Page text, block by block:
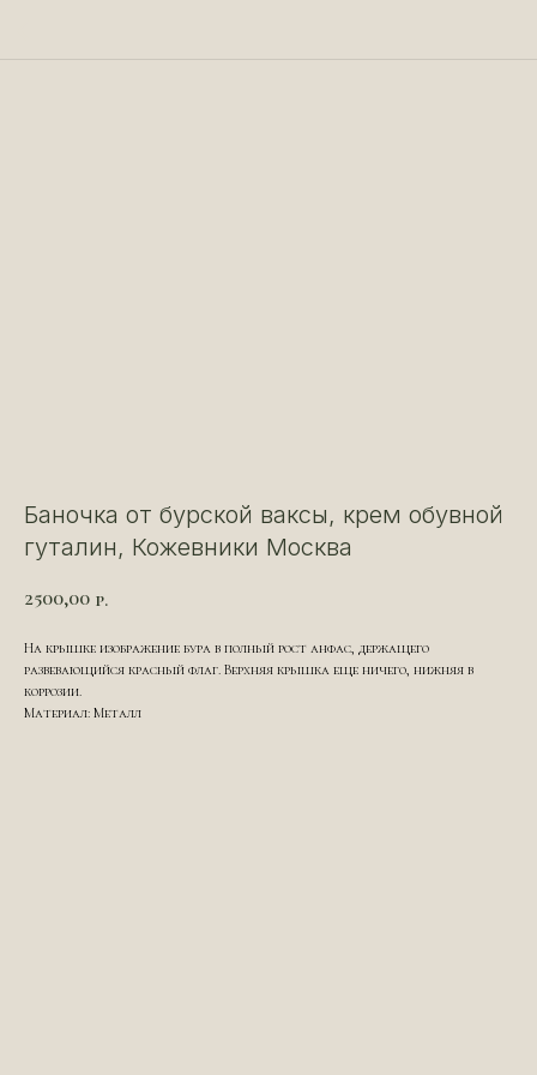
Баночка от бурской ваксы, крем обувной
гуталин, Кожевники Москва
2500,00 р.
На крышке изображение бура в полный рост анфас, держащего
развевающийся красный флаг. Верхняя крышка еще ничего, нижняя в
коррозии.
Материал: Металл